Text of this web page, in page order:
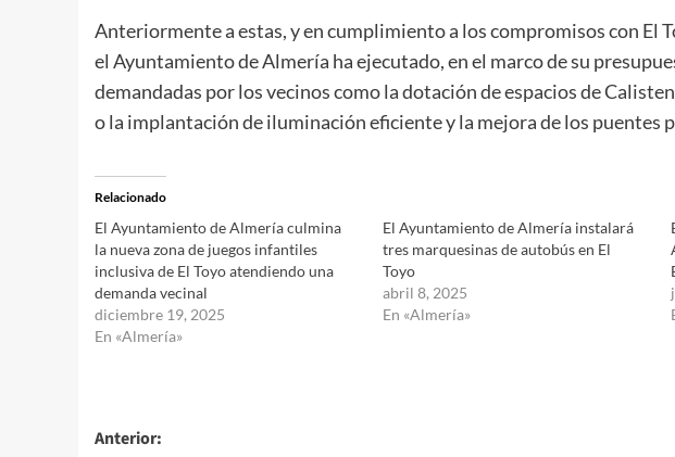
Anteriormente a estas, y en cumplimiento a los compromisos con El
el Ayuntamiento de Almería ha ejecutado, en el marco de su
demandadas por los vecinos como la dotación de espacios de
o la implantación de iluminación eficiente y la mejora de los puentes
Relacionado
El Ayuntamiento de Almería culmina
la nueva zona de juegos infantiles
inclusiva de El Toyo atendiendo una
demanda vecinal
diciembre 19, 2025
En «Almería»
El Ayuntamiento de Almería instalará
tres marquesinas de autobús en El
Toyo
abril 8, 2025
En «Almería»
Navegación
Anterior: